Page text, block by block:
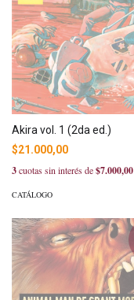
Akira vol. 1 (2da ed.)
$21.000,00
3cuotas sin interés de$7.000,00
CATÁLOGO